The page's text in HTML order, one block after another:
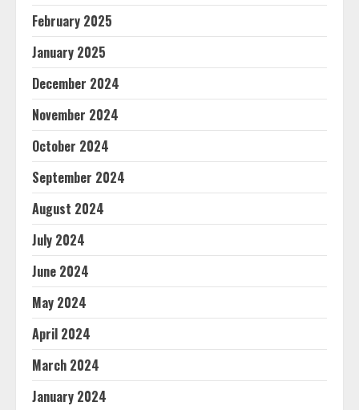
February 2025
January 2025
December 2024
November 2024
October 2024
September 2024
August 2024
July 2024
June 2024
May 2024
April 2024
March 2024
January 2024